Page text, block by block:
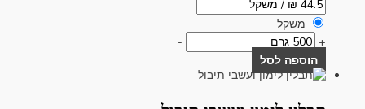
משקל
+
-
הוספה לסל